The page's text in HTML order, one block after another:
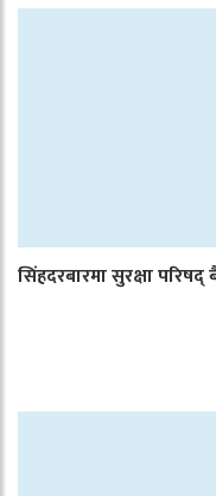
सिंहदरबारमा सुरक्षा